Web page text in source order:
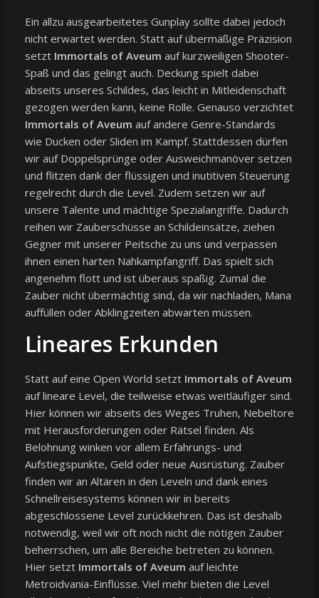
Ein allzu ausgearbeitetes Gunplay sollte dabei jedoch
nicht erwartet werden. Statt auf übermäßige Präzision
setzt Immortals of Aveum auf kurzweiligen Shooter-
Spaß und das gelingt auch. Deckung spielt dabei
abseits unseres Schildes, das leicht in Mitleidenschaft
gezogen werden kann, keine Rolle. Genauso verzichtet
Immortals of Aveum auf andere Genre-Standards
wie Ducken oder Sliden im Kampf. Stattdessen dürfen
wir auf Doppelsprünge oder Ausweichmanöver setzen
und flitzen dank der flüssigen und inutitiven Steuerung
regelrecht durch die Level. Zudem setzen wir auf
unsere Talente und mächtige Spezialangriffe. Dadurch
reihen wir Zauberschüsse an Schildeinsätze, ziehen
Gegner mit unserer Peitsche zu uns und verpassen
ihnen einen harten Nahkampfangriff. Das spielt sich
angenehm flott und ist überaus spaßig. Zumal die
Zauber nicht übermächtig sind, da wir nachladen, Mana
auffüllen oder Abklingzeiten abwarten müssen.
Lineares Erkunden
Statt auf eine Open World setzt Immortals of Aveum
auf lineare Level, die teilweise etwas weitläufiger sind.
Hier können wir abseits des Weges Truhen, Nebeltore
mit Herausforderungen oder Rätsel finden. Als
Belohnung winken vor allem Erfahrungs- und
Aufstiegspunkte, Geld oder neue Ausrüstung. Zauber
finden wir an Altären in den Leveln und dank eines
Schnellreisesystems können wir in bereits
abgeschlossene Level zurückkehren. Das ist deshalb
notwendig, weil wir oft noch nicht die nötigen Zauber
beherrschen, um alle Bereiche betreten zu können.
Hier setzt Immortals of Aveum auf leichte
Metroidvania-Einflüsse. Viel mehr bieten die Level